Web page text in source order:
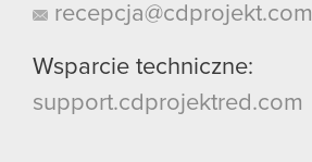
recepcja@cdprojekt.com
Wsparcie techniczne:
support.cdprojektred.com